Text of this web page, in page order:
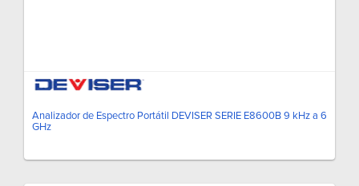
Analizador de Espectro Portátil DEVISER SERIE E8600B 9 kHz a 6
GHz